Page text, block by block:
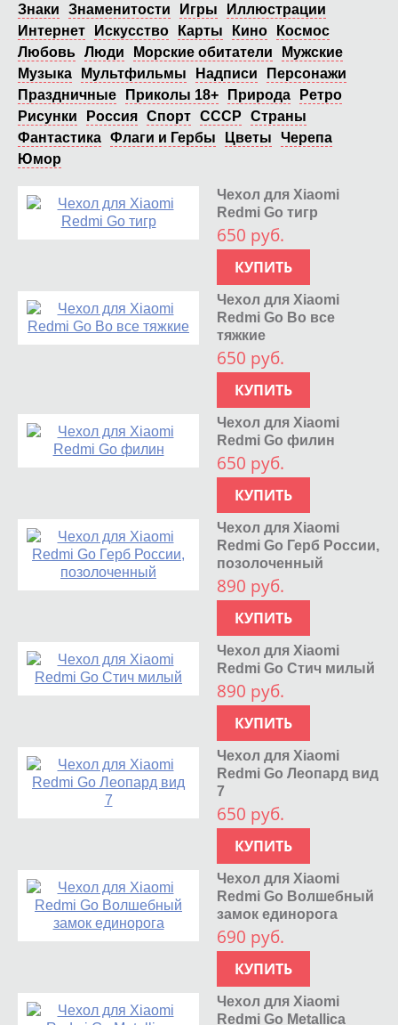
Знаки
Знаменитости Игры
Иллюстрации
Интернет
Искусство Карты Кино
Космос
Любовь Люди Морские обитатели
Мужские
Музыка
Мультфильмы Надписи
Персонажи
Праздничные
Приколы 18+ Природа
Ретро
Рисунки
Россия Спорт СССР
Страны
Фантастика Флаги и Гербы Цветы
Черепа
Юмор
Чехол для Xiaomi
Redmi Go тигр
650 руб.
КУПИТЬ
Чехол для Xiaomi
Redmi Go Во все
тяжкие
650 руб.
КУПИТЬ
Чехол для Xiaomi
Redmi Go филин
650 руб.
КУПИТЬ
Чехол для Xiaomi
Redmi Go Герб России,
позолоченный
890 руб.
КУПИТЬ
Чехол для Xiaomi
Redmi Go Стич милый
890 руб.
КУПИТЬ
Чехол для Xiaomi
Redmi Go Леопард вид
7
650 руб.
КУПИТЬ
Чехол для Xiaomi
Redmi Go Волшебный
замок единорога
690 руб.
КУПИТЬ
Чехол для Xiaomi
Redmi Go Metallica